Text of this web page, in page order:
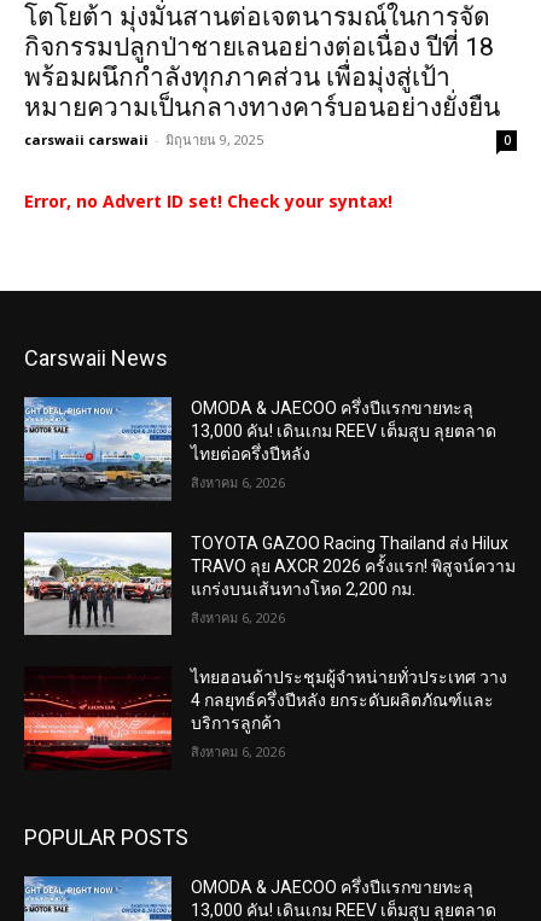
โตโยต้า มุ่งมั่นสานต่อเจตนารมณ์ในการจัด
กิจกรรมปลูกป่าชายเลนอย่างต่อเนื่อง ปีที่ 18
พร้อมผนึกกำลังทุกภาคส่วน เพื่อมุ่งสู่เป้า
หมายความเป็นกลางทางคาร์บอนอย่างยั่งยืน
carswaii carswaii - มิถุนายน 9, 2025 0
Error, no Advert ID set! Check your syntax!
Carswaii News
OMODA & JAECOO ครึ่งปีแรกขายทะลุ
13,000 คัน! เดินเกม REEV เต็มสูบ ลุยตลาด
ไทยต่อครึ่งปีหลัง
สิงหาคม 6, 2026
TOYOTA GAZOO Racing Thailand ส่ง Hilux
TRAVO ลุย AXCR 2026 ครั้งแรก! พิสูจน์ความ
แกร่งบนเส้นทางโหด 2,200 กม.
สิงหาคม 6, 2026
ไทยฮอนด้าประชุมผู้จำหน่ายทั่วประเทศ วาง
4 กลยุทธ์ครึ่งปีหลัง ยกระดับผลิตภัณฑ์และ
บริการลูกค้า
สิงหาคม 6, 2026
POPULAR POSTS
OMODA & JAECOO ครึ่งปีแรกขายทะลุ
13,000 คัน! เดินเกม REEV เต็มสูบ ลุยตลาด